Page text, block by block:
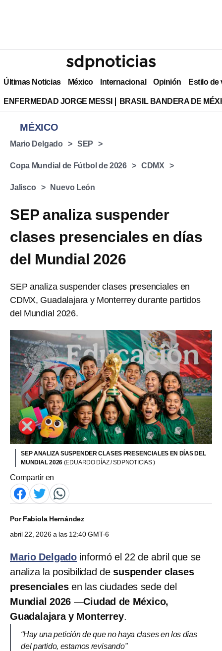
Últimas Noticias México Internacional Opinión Estilo de
ENFERMEDAD JORGE MESSI BRASIL BANDERA DE
MÉXICO
Mario Delgado SEP
Copa Mundial de Fútbol de 2026 CDMX
Jalisco Nuevo León
SEP analiza suspender
clases presenciales en días
del Mundial 2026
SEP analiza suspender clases presenciales en
CDMX, Guadalajara y Monterrey durante partidos
del Mundial 2026.
SEP ANALIZA SUSPENDER CLASES PRESENCIALES EN DÍAS DEL
MUNDIAL 2026 (EDUARDO DÍAZ / SDPNOTICIAS )
Compartir en
PorFabiola Hernández
abril 22, 2026 a las 12:40 GMT-6
Mario Delgado informó el 22 de abril que se
analiza la posibilidad de suspender clases
presencialesen las ciudades sede del
Mundial 2026 —Ciudad de México,
Guadalajara y Monterrey.
“Hay una petición de que no haya clases en los días
del partido, estamos revisando”